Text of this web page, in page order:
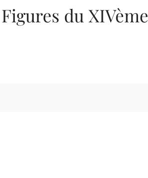
du XIVème